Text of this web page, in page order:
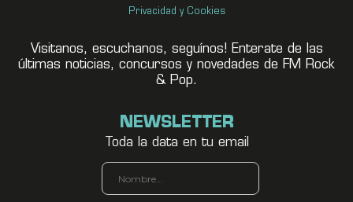
Privacidad y Cookies
Visitanos, escuchanos, seguínos! Enterate de las
últimas noticias, concursos y novedades de FM Rock
& Pop.
NEWSLETTER
Toda la data en tu email